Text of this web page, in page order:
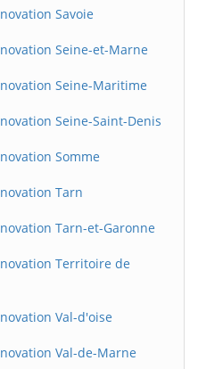
Savoie
Seine-et-Marne
Seine-Maritime
Seine-Saint-Denis
Somme
Tarn
Tarn-et-Garonne
Territoire de
Val-d'oise
Val-de-Marne